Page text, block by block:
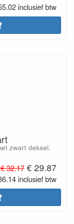
inclusief btw
zwart deksel.
€ 32.17 € 29.87
inclusief btw